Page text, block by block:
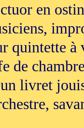
en
quintette
de
livret